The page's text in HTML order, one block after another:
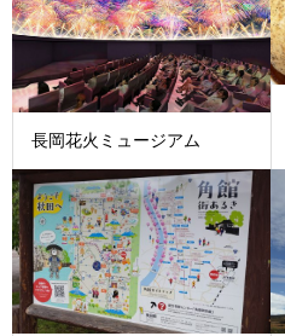
長岡花火ミュージアム